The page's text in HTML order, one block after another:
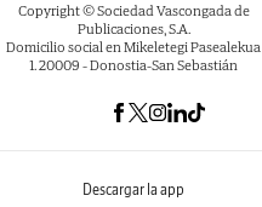
Copyright © Sociedad Vascongada de
Publicaciones, S.A.
Domicilio social en Mikeletegi Pasealekua
1. 20009 - Donostia-San Sebastián
Descargar la app